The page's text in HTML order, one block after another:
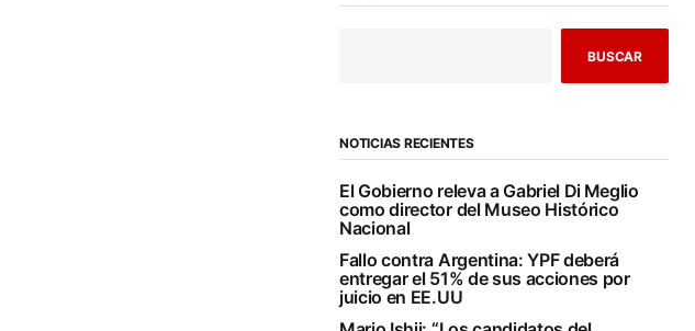
BUSCAR
NOTICIAS RECIENTES
El Gobierno releva a Gabriel Di Meglio
como director del Museo Histórico
Nacional
Fallo contra Argentina: YPF deberá
entregar el 51% de sus acciones por
juicio en EE.UU